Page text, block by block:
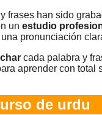
frases han sido
un estudio
pronunciación
cada palabra y
aprender con total
de urdu